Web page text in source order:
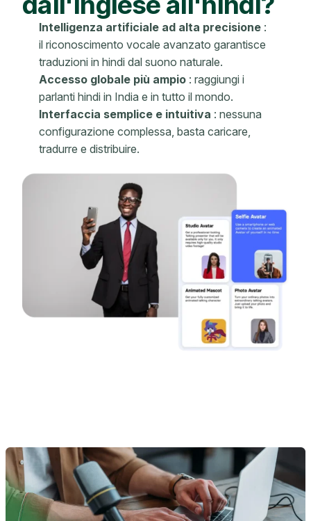
Intelligenza artificiale ad alta precisione :
il riconoscimento vocale avanzato garantisce
traduzioni in hindi dal suono naturale.
Accesso globale più ampio : raggiungi i
parlanti hindi in India e in tutto il mondo.
Interfaccia semplice e intuitiva : nessuna
configurazione complessa, basta caricare,
tradurre e distribuire.